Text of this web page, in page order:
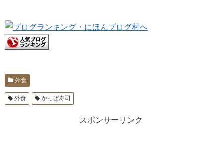
外食
外食 かっぱ寿司
スポンサーリンク